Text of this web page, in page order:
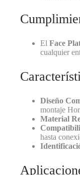
El Face
cualquier
Diseño
montaje
Material
hasta